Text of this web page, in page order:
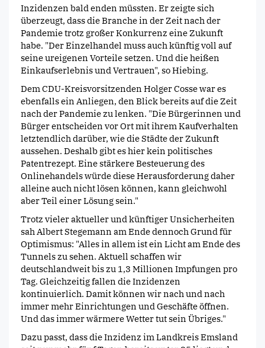
Inzidenzen bald enden müssten. Er zeigte sich
überzeugt, dass die Branche in der Zeit nach der
Pandemie trotz großer Konkurrenz eine Zukunft
habe. "Der Einzelhandel muss auch künftig voll auf
seine ureigenen Vorteile setzen. Und die heißen
Einkaufserlebnis und Vertrauen", so Hiebing.
Dem CDU-Kreisvorsitzenden Holger Cosse war es
ebenfalls ein Anliegen, den Blick bereits auf die Zeit
nach der Pandemie zu lenken. "Die Bürgerinnen und
Bürger entscheiden vor Ort mit ihrem Kaufverhalten
letztendlich darüber, wie die Städte der Zukunft
aussehen. Deshalb gibt es hier kein politisches
Patentrezept. Eine stärkere Besteuerung des
Onlinehandels würde diese Herausforderung daher
alleine auch nicht lösen können, kann gleichwohl
aber Teil einer Lösung sein."
Trotz vieler aktueller und künftiger Unsicherheiten
sah Albert Stegemann am Ende dennoch Grund für
Optimismus: "Alles in allem ist ein Licht am Ende des
Tunnels zu sehen. Aktuell schaffen wir
deutschlandweit bis zu 1,3 Millionen Impfungen pro
Tag. Gleichzeitig fallen die Inzidenzen
kontinuierlich. Damit können wir nach und nach
immer mehr Einrichtungen und Geschäfte öffnen.
Und das immer wärmere Wetter tut sein Übriges."
Dazu passt, dass die Inzidenz im Landkreis Emsland